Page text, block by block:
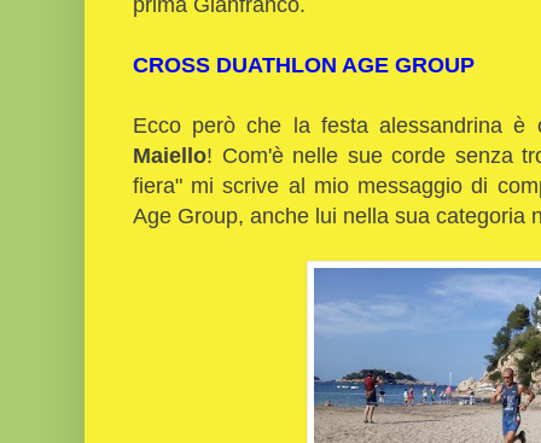
CROSS DUATHLON AGE GROUP
Ecco però che la festa alessandrina
Maiello! Com'è nelle sue corde senza
fiera" mi scrive al mio messaggio di
Age Group, anche lui nella sua categoria